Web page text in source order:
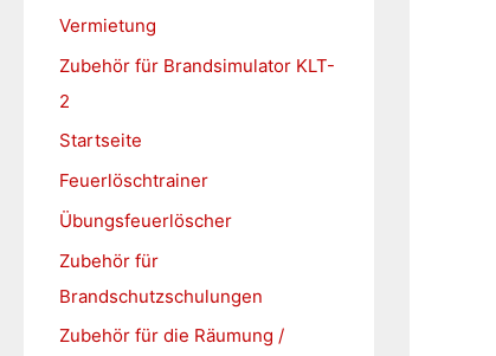
Vermietung
Zubehör für Brandsimulator KLT-
2
Startseite
Feuerlöschtrainer
Übungsfeuerlöscher
Zubehör für
Brandschutzschulungen
Zubehör für die Räumung /